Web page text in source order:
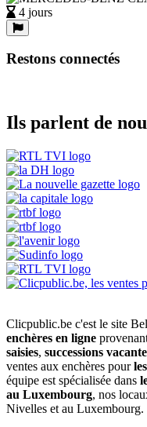
4 jours
Restons connectés
Ils parlent de
Clicpublic.be c'est le site
enchères en ligne
saisies, successions
ventes aux enchères pour
équipe est spécialisée dans
au Luxembourg, nos
Nivelles et au Luxembourg.